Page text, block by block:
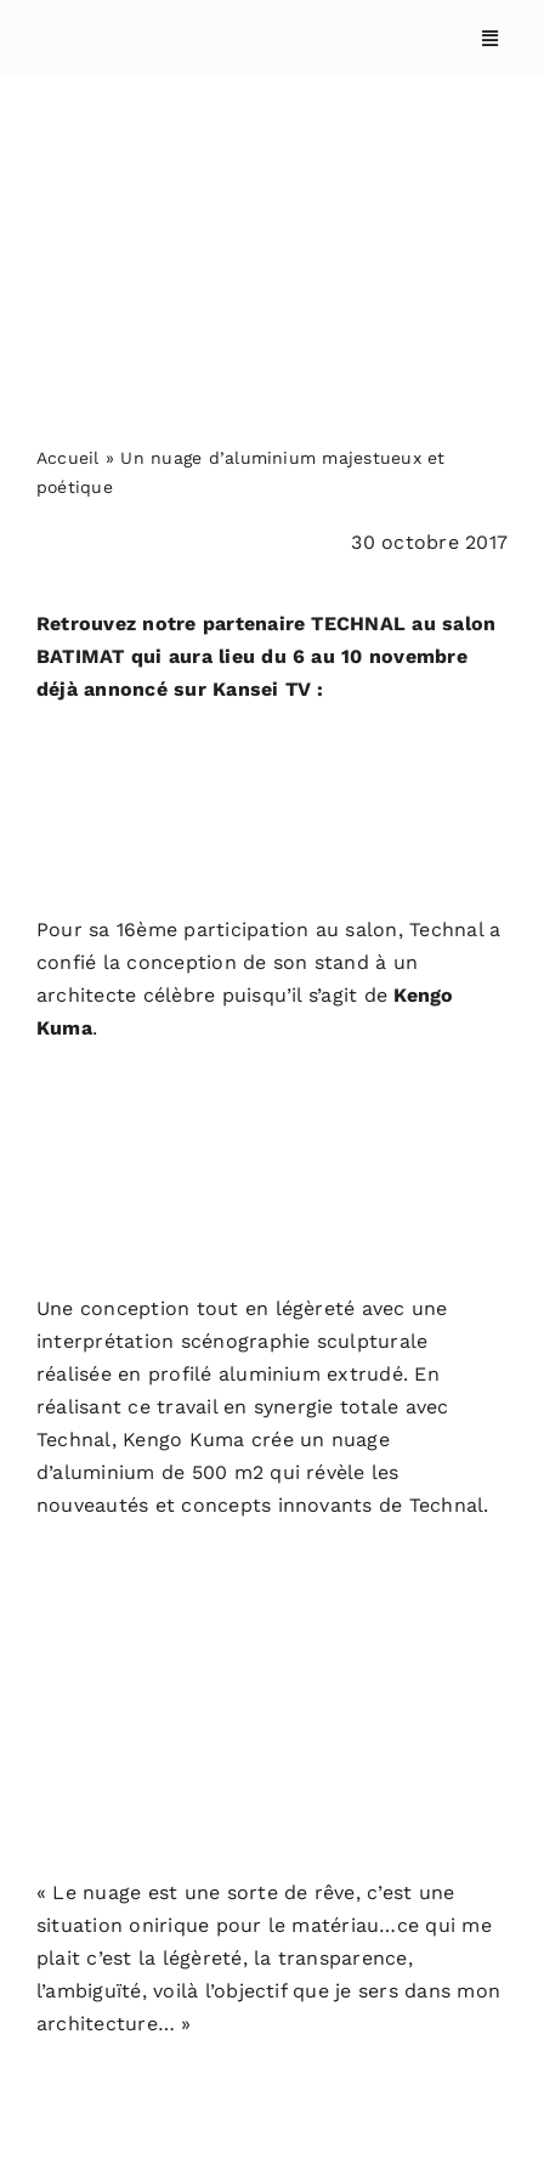
Accueil » Un nuage d’aluminium majestueux et
poétique
30 octobre 2017
Retrouvez notre partenaireTECHNAL au salon
BATIMAT qui aura lieu du 6 au 10 novembre
déjà annoncé sur Kansei TV :
Pour sa 16ème participation au salon, Technal a
confié la conception de son stand à un
architecte célèbre puisqu’il s’agit de Kengo
Kuma.
Une conception tout en légèreté avec une
interprétation scénographie sculpturale
réalisée en profilé aluminium extrudé. En
réalisant ce travail en synergie totale avec
Technal, Kengo Kuma crée un nuage
d’aluminium de 500 m2 qui révèle les
nouveautés et concepts innovants de Technal.
« Le nuage est une sorte de rêve, c’est une
situation onirique pour le matériau…ce qui me
plait c’est la légèreté, la transparence,
l’ambiguïté, voilà l’objectif que je sers dans mon
architecture… »
S’ABONNER